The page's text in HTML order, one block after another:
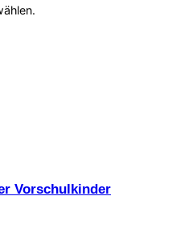
Vorschulkinder